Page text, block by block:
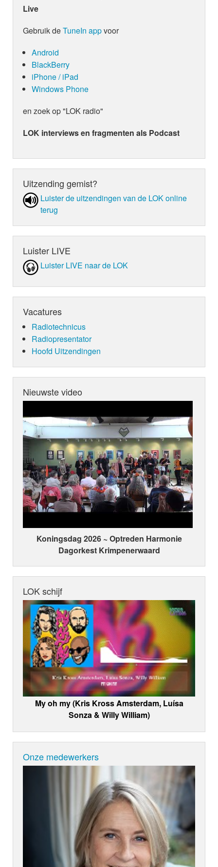
Live
Gebruik deTuneIn appvoor
Android
BlackBerry
iPhone / iPad
Windows Phone
en zoek op "LOK radio"
LOK interviews en fragmenten als Podcast
Uitzending gemist?
Luister de uit­zen­din­gen van de LOK online
terug
Luister LIVE
Luister LIVE naar de LOK
Vacatures
Radiotechnicus
Radiopresentator
Hoofd Uitzendingen
Nieuwste video
Koningsdag 2026 ~ Optreden Harmonie
Dagorkest Krimpenerwaard
LOK schijf
My oh my (Kris Kross Amsterdam, Luísa
Sonza & Willy William)
Onze medewerkers